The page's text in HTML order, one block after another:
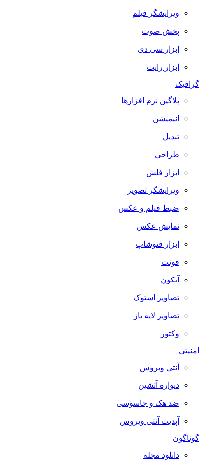
ویرایشگر فیلم
پخش صوت
ابزار سی دی
ابزار رایت
گرافیک
پلاگین نرم افزارها
انیمیشن
تبدیل
طراحی
ابزار فلش
ویرایشگر تصویر
ضبط فيلم و عكس
نمایش عکس
ابزار فتوشاپ
فونت
آیکون
تصاویر استوک
تصاویر لایه باز
وکتور
امنیتی
آنتی ویروس
دیواره آتشین
ضد هک و جاسوسی
آپدیت آنتی ویروس
گوناگون
دانلود مجله